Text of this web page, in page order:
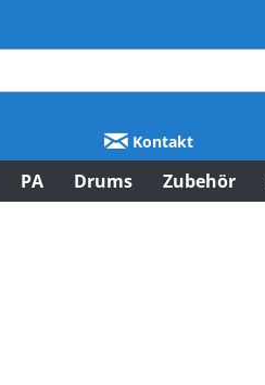
Kontakt
PA Drums Zubehör